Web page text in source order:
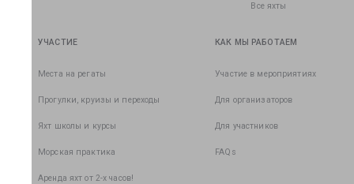
Все яхты
УЧАСТИЕ
Места на регаты
Прогулки, круизы и переходы
Яхт школы и курсы
Морская практика
Аренда яхт от 2-х часов!
КАК МЫ РАБОТАЕМ
Участие в мероприятиях
Для организаторов
Для участников
FAQs